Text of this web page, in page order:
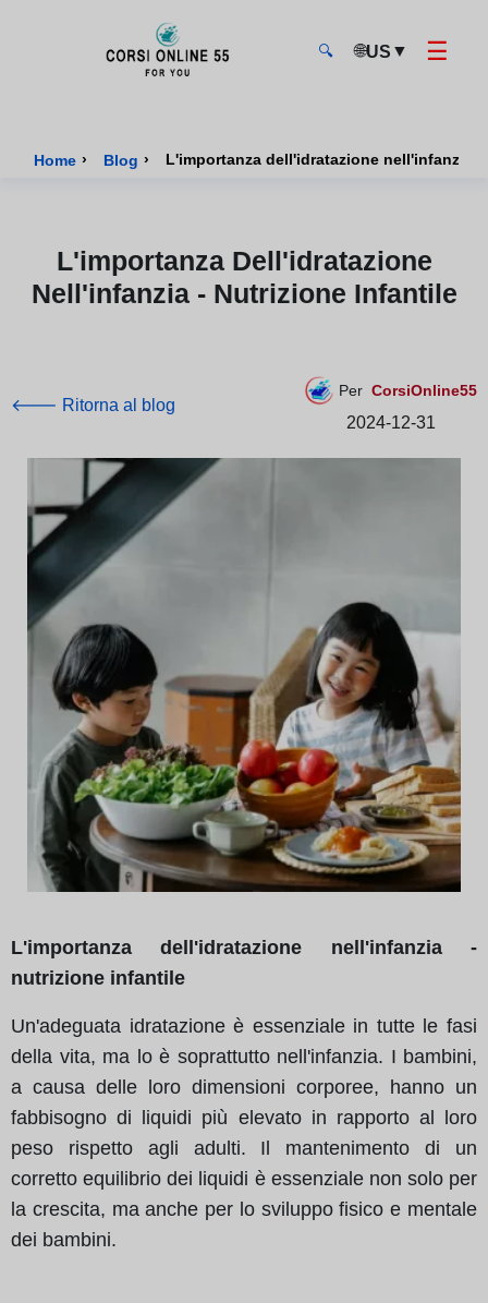
🔍 🌐US ▼ ☰
Home › Blog › L'importanza dell'idratazione nell'infanzia
L'importanza Dell'idratazione
Nell'infanzia - Nutrizione Infantile
🡐 Ritorna al blog
Per CorsiOnline55
2024-12-31
L'importanza dell'idratazione nell'infanzia -
nutrizione infantile
Un'adeguata idratazione è essenziale in tutte le fasi
della vita, ma lo è soprattutto nell'infanzia. I bambini,
a causa delle loro dimensioni corporee, hanno un
fabbisogno di liquidi più elevato in rapporto al loro
peso rispetto agli adulti. Il mantenimento di un
corretto equilibrio dei liquidi è essenziale non solo per
la crescita, ma anche per lo sviluppo fisico e mentale
dei bambini.